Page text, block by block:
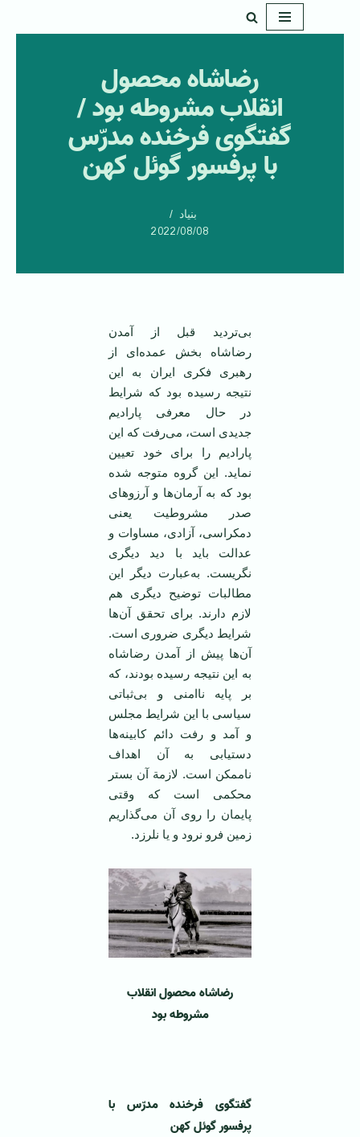
رضاشاه محصول
انقلاب مشروطه بود /
گفتگوی فرخنده مدرّس
با پرفسور گوئل کهن
بنیاد
2022/08/08
بی‌تردید‌ قبل‌ از آمدن‌
رضاشاه‌ بخش‌ عمده‌ای‌ از
رهبری‌ فکری‌ ایران‌ به‌ این‌
نتیجه ‌رسیده‌ بود که‌ شرایط
در حال‌ معرفی‌ پارادیم‌
جدیدی‌ است‌، می‌رفت‌ که‌ این‌
پارادیم‌ را برای‌ خود تعیین
‌نماید. این‌ گروه‌ متوجه‌ شده‌
بود که‌ به‌ آرمان‌ها و آرزوهای‌
صدر مشروطیت‌ یعنی‌
دمکراسی‌، آزادی‌، مساوات‌ و
عدالت‌ باید با دید دیگری‌
نگریست‌. به‌عبارت‌ دیگر این‌
مطالبات‌ توضیح ‌دیگری‌ هم‌
لازم‌ دارند. برای‌ تحقق‌ آن‌ها
شرایط‌ دیگری‌ ضروری‌ است‌.
آن‌ها پیش‌ از آمدن‌ رضاشاه‌
به‌ این‌ نتیجه‌ رسیده‌ بودند، که‌
بر پایه ناامنی و‌ بی‌ثباتی‌
سیاسی‌ با این‌ شرایط‌ مجلس‌
و آمد و رفت‌ دائم‌ کابینه‌ها
دستیابی‌ به‌ آن‌ اهداف‌
ناممکن‌ است‌. لازمة‌ آن‌ بستر
محکمی‌ است‌ که‌ وقتی‌
پایمان‌ را روی‌ آن‌ می‌گذاریم‌
زمین‌ فرو نرود و یا نلرزد.
رضاشاه محصول انقلاب
مشروطه بود
گفتگوی فرخنده مدرّس با
پرفسور گوئل کهن